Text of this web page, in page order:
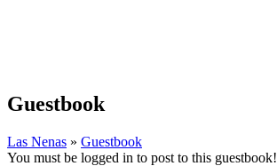
Guestbook
Las Nenas » Guestbook
You must be logged in to post to this guestbook!